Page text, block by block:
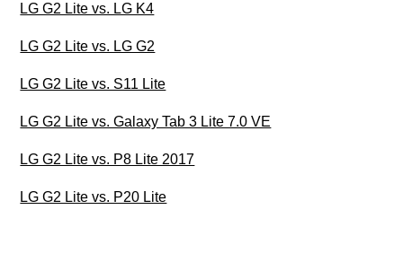
LG G2 Lite vs. LG K4
LG G2 Lite vs. LG G2
LG G2 Lite vs. S11 Lite
LG G2 Lite vs. Galaxy Tab 3 Lite 7.0 VE
LG G2 Lite vs. P8 Lite 2017
LG G2 Lite vs. P20 Lite